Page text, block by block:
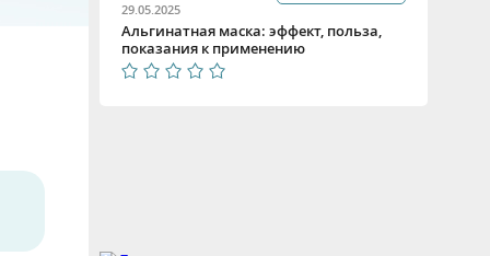
29.05.2025
Альгинатная маска: эффект, польза,
показания к применению